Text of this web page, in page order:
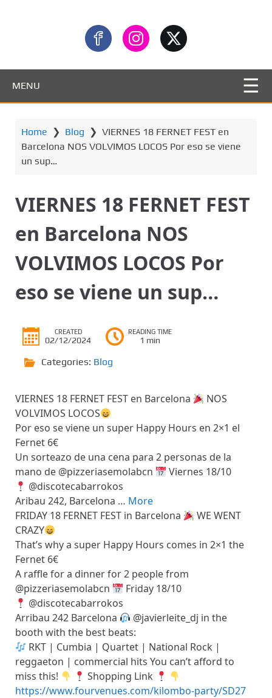
MENU
Home ❯ Blog ❯ VIERNES 18 FERNET FEST en
Barcelona NOS VOLVIMOS LOCOS Por eso se viene
un sup…
VIERNES 18 FERNET FEST
en Barcelona NOS
VOLVIMOS LOCOS Por
eso se viene un sup…
CREATED
02/12/2024
READING TIME
1 min
Categories: Blog
VIERNES 18 FERNET FEST en Barcelona
NOS
VOLVIMOS LOCOS
Por eso se viene un super Happy Hours en 2×1 el
Fernet 6€
Un sorteazo de una cena para 2 personas de la
mano de @pizzeriasemolabcn
Viernes 18/10
@discotecabarrokos
Aribau 242, Barcelona … More
FRIDAY 18 FERNET FEST in Barcelona
WE WENT
CRAZY
That’s why a super Happy Hours comes in 2×1 the
Fernet 6€
A raffle for a dinner for 2 people from
@pizzeriasemolabcn
Friday 18/10
@discotecabarrokos
Arribau 242 Barcelona
@javierleite_dj in the
booth with the best beats:
RKT | Cumbia | Quartet | National Rock |
reggaeton | commercial hits You can’t afford to
miss this!
Shopping Link
https://www.fourvenues.com/kilombo-party/SD27